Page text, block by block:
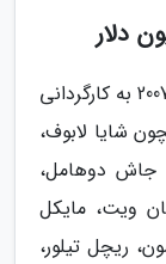
فیلمی اکشن و علمی- تخیلی محصول سال2007 به کارگردانی
شایا لابوف،
جاش دوهامل،
ویت، مایکل
ریچل تیلور،